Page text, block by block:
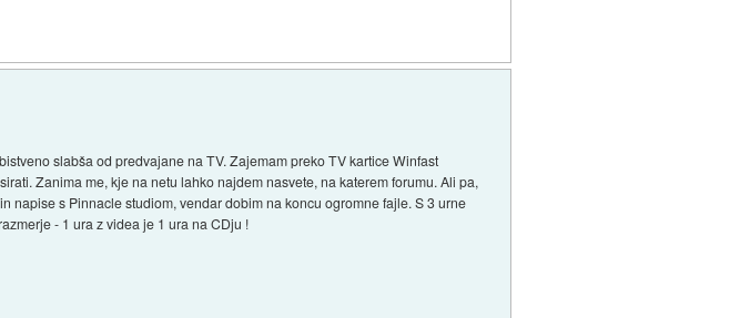
slabša od predvajane na TV. Zajemam preko TV kartice Winfast
Zanima me, kje na netu lahko najdem nasvete, na katerem forumu. Ali pa,
napise s Pinnacle studiom, vendar dobim na koncu ogromne fajle. S 3 urne
- 1 ura z videa je 1 ura na CDju !